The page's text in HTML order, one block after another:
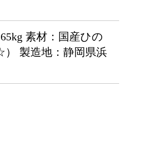
素材：国産ひの
製造地：静岡県浜